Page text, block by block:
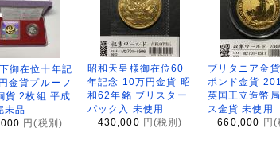
御在位十年記
金貨プルーフ
貨 2枚組 平成
未品
円(税別)
昭和天皇様御在位60
年記念 10万円金貨 昭
和62年銘 ブリスター
パック入 未使用
430,000 円(税別)
ブリタニア金
ポンド金貨
英国王立造幣
ス金貨 未使用
660,000
円(